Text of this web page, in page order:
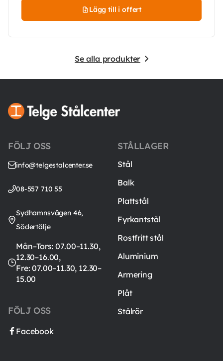
Lägg till i offert
Se alla produkter
FÖLJ OSS
info@telgestalcenter.se
08-557 710 55
Sydhamnsvägen 46,
Södertälje
Mån–Tors: 07.00–11.30,
12.30–16.00,
Fre: 07.00–11.30, 12.30–
15.00
FÖLJ OSS
Facebook
STÅLLAGER
Stål
Balk
Plattstål
Fyrkantstål
Rostfritt stål
Aluminium
Armering
Plåt
Stålrör